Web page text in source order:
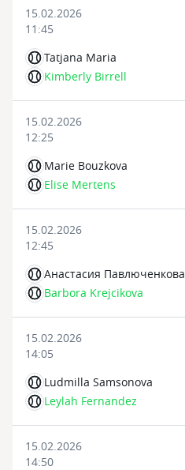
15.02.2026
11:45
Tatjana Maria
Kimberly Birrell
15.02.2026
12:25
Marie Bouzkova
Elise Mertens
15.02.2026
12:45
Анастасия Павлюченкова
Barbora Krejcikova
15.02.2026
14:05
Ludmilla Samsonova
Leylah Fernandez
15.02.2026
14:50